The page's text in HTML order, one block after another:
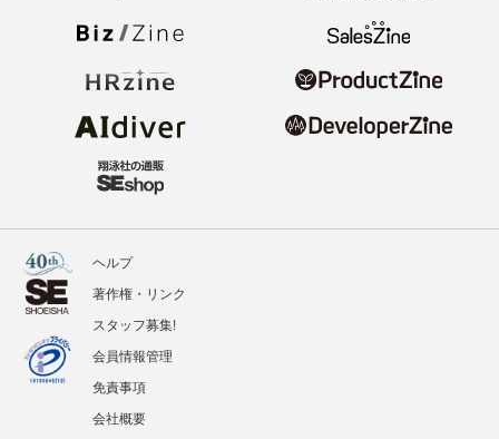
ヘルプ
著作権・リンク
スタッフ募集!
会員情報管理
免責事項
会社概要